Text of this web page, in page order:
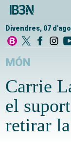
Divendres, 07
MÓN
Carrie
el
retirar